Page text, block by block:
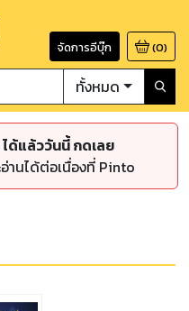
จัดการอีบุ๊ก (0)
ทั้งหมด
ด้แล้ววันนี้ กดเลย
านได้ต่อเนื่องที่ Pinto